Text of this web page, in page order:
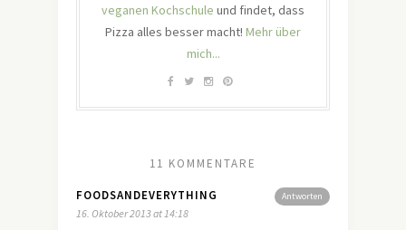
veganen Kochschule und findet, dass
Pizza alles besser macht! Mehr über
mich...
11 KOMMENTARE
Antworten
FOODSANDEVERYTHING
16. Oktober 2013 at 14:18